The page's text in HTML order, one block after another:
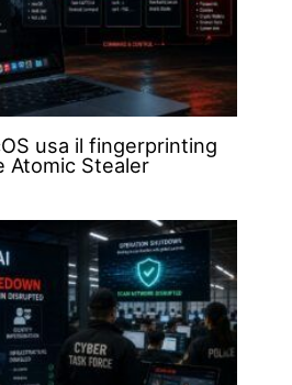
usa il fingerprinting
Atomic Stealer